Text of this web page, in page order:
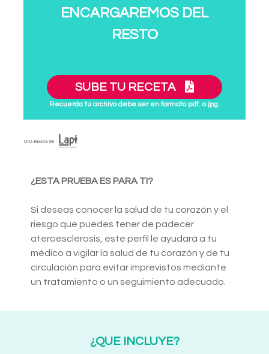
ENCARGAREMOS DEL
RESTO
SUBE TU RECETA
Recuerda tu archivo debe ser en formato pdf. o jpg.
¿ESTA PRUEBA ES PARA TI?
Si deseas conocer la salud de tu corazón y el
riesgo que puedes tener de padecer
ateroesclerosis, este perfil le ayudará a tu
médico a vigilar la salud de tu corazón y de tu
circulación para evitar imprevistos mediante
un tratamiento o un seguimiento adecuado.
¿QUE INCLUYE?